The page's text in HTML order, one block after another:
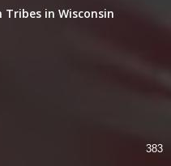
Tribes in Wisconsin
383